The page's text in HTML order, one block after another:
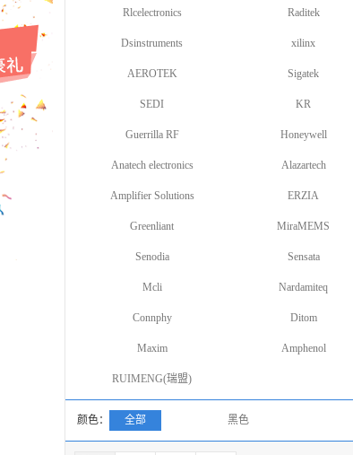
Rlcelectronics Raditek
Dsinstruments xilinx
AEROTEK Sigatek
SEDI KR
Guerrilla RF Honeywell
Anatech electronics Alazartech
Amplifier Solutions ERZIA
Greenliant MiraMEMS
Senodia Sensata
Mcli Nardamiteq
Connphy Ditom
Maxim Amphenol
RUIMENG(瑞盟)
颜色： 全部 黑色